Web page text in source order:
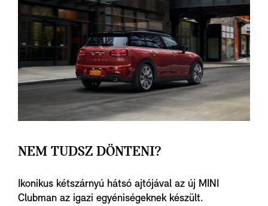
NEM TUDSZ DÖNTENI?
Ikonikus kétszárnyú hátsó ajtójával az új MINI
Clubman az igazi egyéniségeknek készült.